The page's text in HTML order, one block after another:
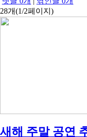
28개(1/2페이지)
새해 주말 공연